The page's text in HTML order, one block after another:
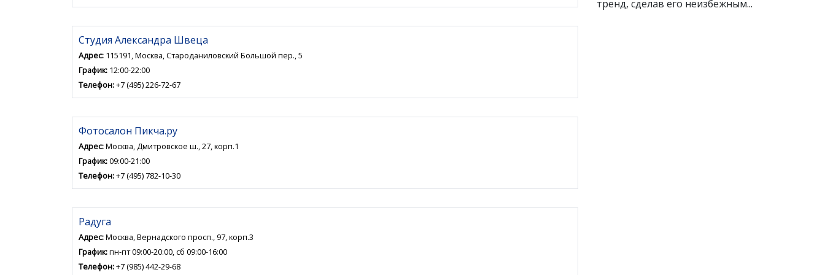
Студия Александра Швеца
Адрес: 115191, Москва, Староданиловский Большой пер., 5
График: 12:00-22:00
Телефон:+7 (495) 226-72-67
Фотосалон Пикча.ру
Адрес:Москва, Дмитровское ш., 27, корп.1
График:09:00-21:00
Телефон:+7 (495) 782-10-30
Радуга
Адрес:Москва, Вернадского просп., 97, корп.3
График:пн-пт 09:00-20:00, сб 09:00-16:00
Телефон:+7 (985) 442-29-68
тренд, сделав его неизбежным...